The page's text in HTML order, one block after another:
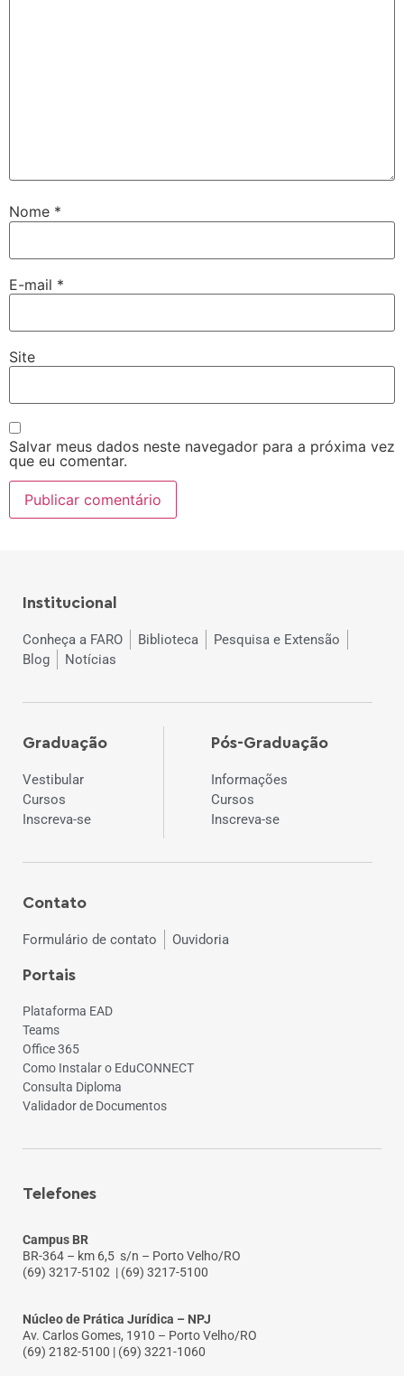
Nome *
E-mail *
Site
Salvar meus dados neste navegador para a próxima vez
que eu comentar.
Institucional
Conheça a FARO Biblioteca
Pesquisa e Extensão
Blog
Notícias
Graduação
Vestibular
Cursos
Inscreva-se
Pós-Graduação
Informações
Cursos
Inscreva-se
Contato
Formulário de contato Ouvidoria
Portais
Plataforma EAD
Teams
Office 365
Como Instalar o EduCONNECT
Consulta Diploma
Validador de Documentos
Telefones
Campus BR
BR-364 – km 6,5 s/n – Porto Velho/RO
(69) 3217-5102 | (69) 3217-5100
Núcleo de Prática Jurídica – NPJ
Av. Carlos Gomes, 1910 – Porto Velho/RO
(69) 2182-5100 | (69) 3221-1060